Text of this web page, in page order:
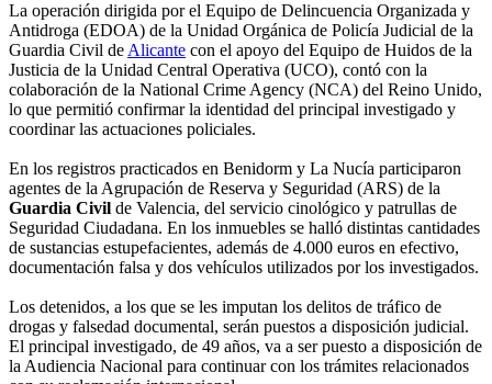
La operación dirigida por el Equipo de Delincuencia Organizada y
Antidroga (EDOA) de la Unidad Orgánica de Policía Judicial de la
Guardia Civil de Alicante con el apoyo del Equipo de Huidos de la
Justicia de la Unidad Central Operativa (UCO), contó con la
colaboración de la National Crime Agency (NCA) del Reino Unido,
lo que permitió confirmar la identidad del principal investigado y
coordinar las actuaciones policiales.
En los registros practicados en Benidorm y La Nucía participaron
agentes de la Agrupación de Reserva y Seguridad (ARS) de la
Guardia Civil de Valencia, del servicio cinológico y patrullas de
Seguridad Ciudadana. En los inmuebles se halló distintas cantidades
de sustancias estupefacientes, además de 4.000 euros en efectivo,
documentación falsa y dos vehículos utilizados por los investigados.
Los detenidos, a los que se les imputan los delitos de tráfico de
drogas y falsedad documental, serán puestos a disposición judicial.
El principal investigado, de 49 años, va a ser puesto a disposición de
la Audiencia Nacional para continuar con los trámites relacionados